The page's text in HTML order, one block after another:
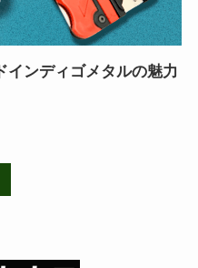
インディゴメタルの魅力